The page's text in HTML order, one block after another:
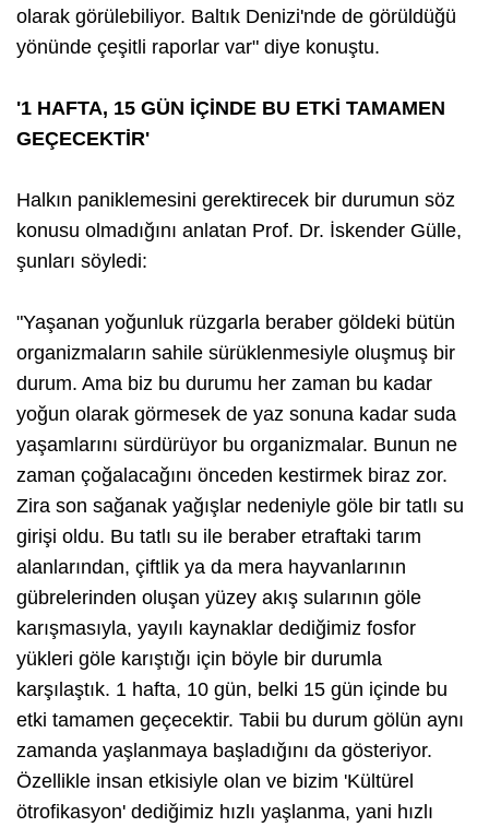
olarak görülebiliyor. Baltık Denizi'nde de görüldüğü
yönünde çeşitli raporlar var" diye konuştu.
'1 HAFTA, 15 GÜN İÇİNDE BU ETKİ TAMAMEN
GEÇECEKTİR'
Halkın paniklemesini gerektirecek bir durumun söz
konusu olmadığını anlatan Prof. Dr. İskender Gülle,
şunları söyledi:
"Yaşanan yoğunluk rüzgarla beraber göldeki bütün
organizmaların sahile sürüklenmesiyle oluşmuş bir
durum. Ama biz bu durumu her zaman bu kadar
yoğun olarak görmesek de yaz sonuna kadar suda
yaşamlarını sürdürüyor bu organizmalar. Bunun ne
zaman çoğalacağını önceden kestirmek biraz zor.
Zira son sağanak yağışlar nedeniyle göle bir tatlı su
girişi oldu. Bu tatlı su ile beraber etraftaki tarım
alanlarından, çiftlik ya da mera hayvanlarının
gübrelerinden oluşan yüzey akış sularının göle
karışmasıyla, yayılı kaynaklar dediğimiz fosfor
yükleri göle karıştığı için böyle bir durumla
karşılaştık. 1 hafta, 10 gün, belki 15 gün içinde bu
etki tamamen geçecektir. Tabii bu durum gölün aynı
zamanda yaşlanmaya başladığını da gösteriyor.
Özellikle insan etkisiyle olan ve bizim 'Kültürel
ötrofikasyon' dediğimiz hızlı yaşlanma, yani hızlı